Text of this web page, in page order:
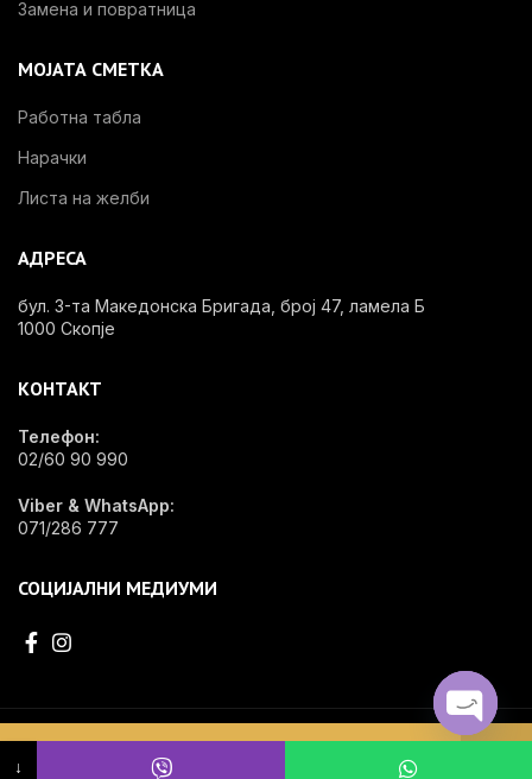
Не се пронајдени производи кои
одговараат на вашиот избор.
Замена и повратница
МОЈАТА СМЕТКА
Работна табла
Нарачки
Листа на желби
АДРЕСА
бул. 3-та Македонска Бригада, број 47, ламела Б
1000 Скопје
КОНТАКТ
Телефон:
02/60 90 990
Viber & WhatsApp:
071/286 777
СОЦИЈАЛНИ МЕДИУМИ
EDG - OPShop e специјализирана онлајн продавница за стоматолошки
материјал, инвентар и опрема.
↓
OPEN